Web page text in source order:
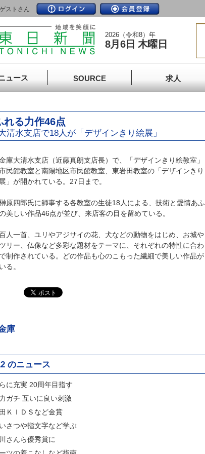
ストさん
2026（令和8）年
8月6日 木曜日
ュース SOURCE 求人
れる力作46点
清水支店で18人が「デザインきり絵展」
庫大清水支店（近藤真朗支店長）で、「デザインきり絵教室」
民館教室と南陽地区市民館教室、東岩田教室の「デザインきり
」が開かれている。27日まで。
原四郎氏に師事する各教室の生徒18人による、技術と愛情あふ
美しい作品46点が並び、来店客の目を留めている。
人一首、ユリやアジサイの花、犬などの動物をはじめ、お城や
リー、仏像など多彩な題材をテーマに、それぞれの特性に合わ
制作されている。どの作品も心のこもった繊細で美しい作品が
る。
庫
のニュース
に充実 20周年目指す
ガチ 互いに良い刺激
ＫＩＤＳなど金賞
さつや指文字など学ぶ
さんら優秀賞に